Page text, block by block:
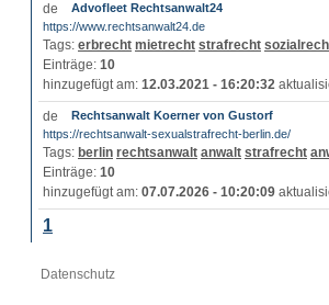
Advofleet Rechtsanwalt24
https://www.rechtsanwalt24.de
Tags: erbrecht mietrecht strafrecht
Einträge: 10
hinzugefügt am: 12.03.2021 - 16:20:32
Rechtsanwalt Koerner von Gustorf
https://rechtsanwalt-sexualstrafrecht-berlin.de/
Tags: berlin rechtsanwalt anwalt strafrecht
Einträge: 10
hinzugefügt am: 07.07.2026 - 10:20:09
1
Datenschutz